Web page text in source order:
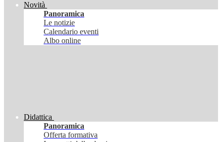
Novità
Panoramica
Le notizie
Calendario eventi
Albo online
Didattica
Panoramica
Offerta formativa